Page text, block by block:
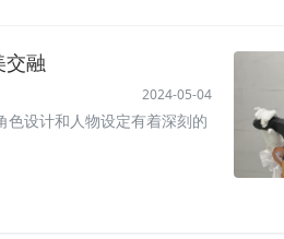
交融
2024-05-04
设计和人物设定有着深刻的